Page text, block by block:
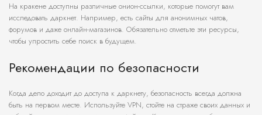
На кракене доступны различные онион-ссылки, которые помогут вам
исследовать даркнет. Например, есть сайты для анонимных чатов,
форумов и даже онлайн-магазинов. Обязательно отметьте эти ресурсы,
чтобы упростить себе поиск в будущем.
Рекомендации по безопасности
Когда дело доходит до доступа к даркнету, безопасность всегда должна
быть на первом месте. Используйте VPN, стойте на страже своих данных и